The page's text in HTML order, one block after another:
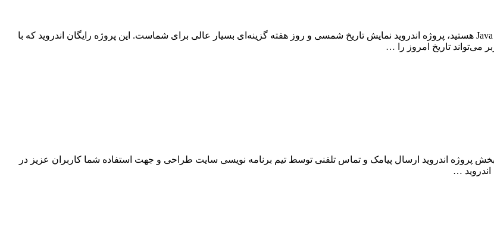
اگر به دنبال یک پروژه کاربردی و آموزشی برای یادگیری برنامه‌نویسی اندروید با Java هستید، پروژه اندروید نمایش تاریخ شمسی و روز هفته گزینه‌ای بسیار عالی برای شماست. این پروژه رایگان اندروید که با
پروژه اندروید ارسال پیامک و تماس تلفنی توسط تیم برنامه نویسی سایت طراحی و جهت استفاده شما کاربران عزیز در
…